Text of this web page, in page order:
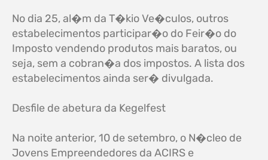
No dia 25, al�m da T�kio Ve�culos, outros
estabelecimentos participar�o do Feir�o do
Imposto vendendo produtos mais baratos, ou
seja, sem a cobran�a dos impostos. A lista dos
estabelecimentos ainda ser� divulgada.
Desfile de abetura da Kegelfest
Na noite anterior, 10 de setembro, o N�cleo de
Jovens Empreendedores da ACIRS e